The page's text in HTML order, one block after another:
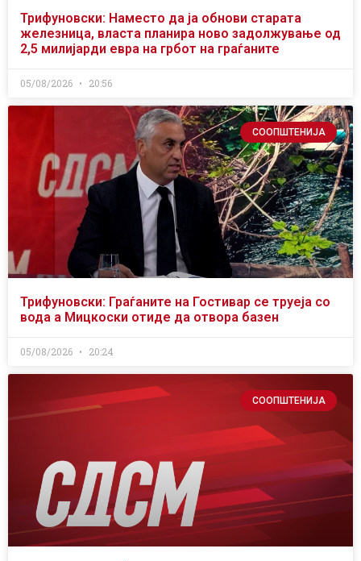
Трифуновски: Наместо да ја обнови старата
железница, власта планира ново задолжување од
2,5 милијарди евра на грбот на граѓаните
05/08/2026 20:56
СООПШТЕНИЈА
Трифуновски: Граѓаните на Гостивар се труеја со
вода а Мицкоски отиде да отвора базен
05/08/2026 20:24
СООПШТЕНИЈА